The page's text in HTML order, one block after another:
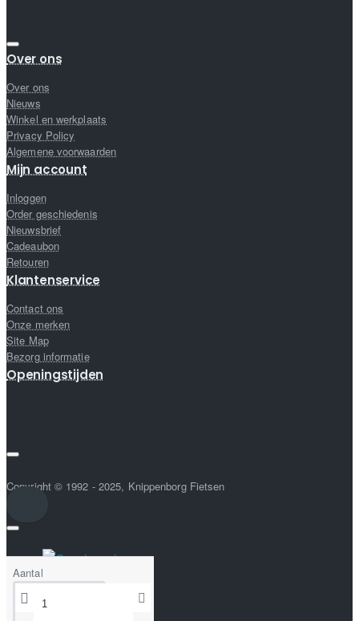
Aantal
Over ons
Over ons
Nieuws
Winkel en werkplaats
Privacy Policy
Algemene voorwaarden
Mijn account
Inloggen
Order geschiedenis
Nieuwsbrief
Cadeaubon
Retouren
Klantenservice
Contact ons
Onze merken
Site Map
Bezorg informatie
Openingstijden
Copyright © 1992 - 2025, Knippenborg Fietsen